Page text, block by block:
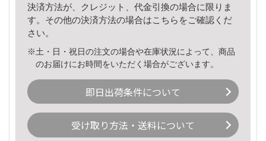
決済方法が、クレジット、代金引換の場合に限りま
す。その他の決済方法の場合はこちら をご確認くだ
さい。
※土・日・祝日の注文の場合や在庫状況によって、商品
のお届けにお時間をいただく場合がございます。
即日出荷条件について
受け取り方法・送料について